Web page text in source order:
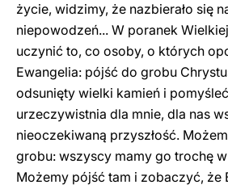
życie, widzimy, że nazbierało się
niepowodzeń... W poranek
uczynić to, co osoby, o których
Ewangelia: pójść do grobu
odsunięty wielki kamień i
urzeczywistnia dla mnie, dla nas
nieoczekiwaną przyszłość.
grobu: wszyscy mamy go trochę
Możemy pójść tam i zobaczyć, że